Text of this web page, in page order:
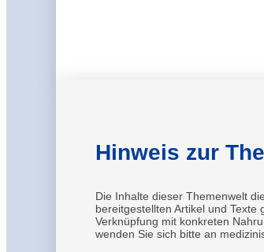
Hinweis zur
Die Inhalte dieser Themenwelt
bereitgestellten Artikel und
Verknüpfung mit konkreten
wenden Sie sich bitte an